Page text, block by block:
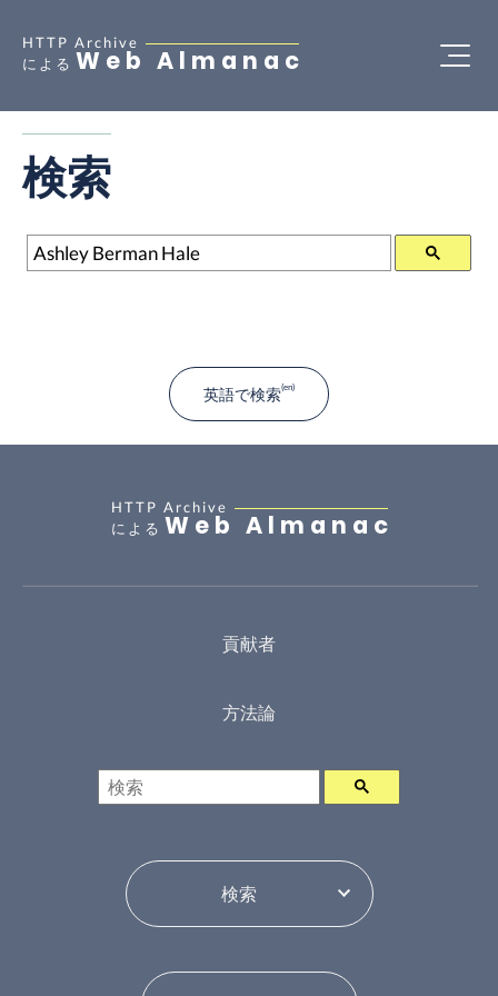
HTTP Archive
による Web Almanac
検索
検索
英語で検索
HTTP Archive
による Web Almanac
貢献者
方法論
検索
年ピッカー